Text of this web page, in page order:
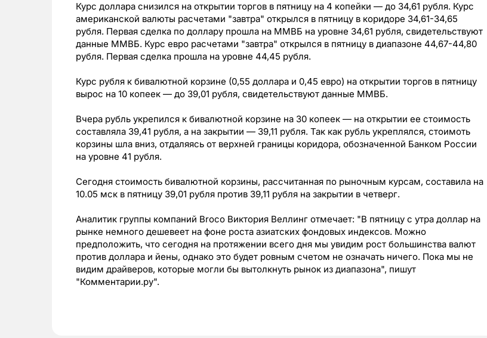
Курс доллара снизился на открытии торгов в пятницу на 4 копейки — до 34,61 рубля. Курс
американской валюты расчетами "завтра" открылся в пятницу в коридоре 34,61-34,65
рубля. Первая сделка по доллару прошла на ММВБ на уровне 34,61 рубля, свидетельствуют
данные ММВБ. Курс евро расчетами "завтра" открылся в пятницу в диапазоне 44,67-44,80
рубля. Первая сделка прошла на уровне 44,45 рубля.
Курс рубля к бивалютной корзине (0,55 доллара и 0,45 евро) на открытии торгов в пятницу
вырос на 10 копеек — до 39,01 рубля, свидетельствуют данные ММВБ.
Вчера рубль укрепился к бивалютной корзине на 30 копеек — на открытии ее стоимость
составляла 39,41 рубля, а на закрытии — 39,11 рубля. Так как рубль укреплялся, стоимоть
корзины шла вниз, отдаляясь от верхней границы коридора, обозначенной Банком России
на уровне 41 рубля.
Сегодня стоимость бивалютной корзины, рассчитанная по рыночным курсам, составила на
10.05 мск в пятницу 39,01 рубля против 39,11 рубля на закрытии в четверг.
Аналитик группы компаний Broco Виктория Веллинг отмечает: "В пятницу с утра доллар на
рынке немного дешевеет на фоне роста азиатских фондовых индексов. Можно
предположить, что сегодня на протяжении всего дня мы увидим рост большинства валют
против доллара и йены, однако это будет ровным счетом не означать ничего. Пока мы не
видим драйверов, которые могли бы вытолкнуть рынок из диапазона", пишут
"Комментарии.ру".